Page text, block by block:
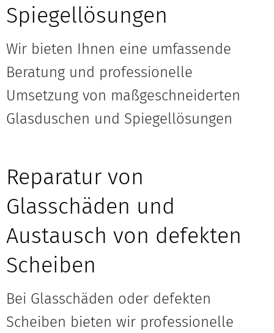
Spiegellösungen
Wir bieten Ihnen eine umfassende
Beratung und professionelle
Umsetzung von maßgeschneiderten
Glasduschen und Spiegellösungen
Reparatur von
Glasschäden und
Austausch von defekten
Scheiben
Bei Glasschäden oder defekten
Scheiben bieten wir professionelle